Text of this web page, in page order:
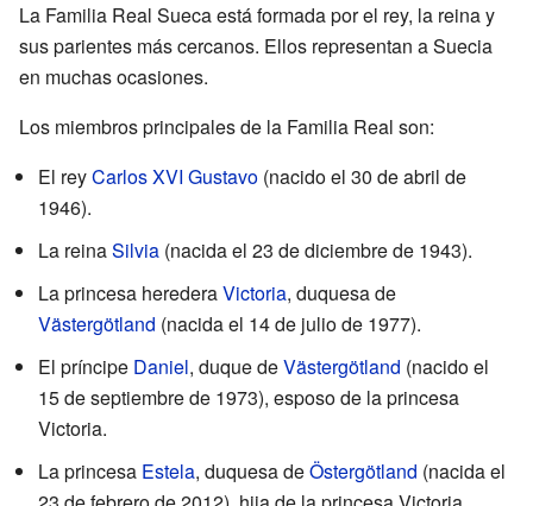
La Familia Real Sueca está formada por el rey, la reina y
sus parientes más cercanos. Ellos representan a Suecia
en muchas ocasiones.
Los miembros principales de la Familia Real son:
El reyCarlos XVI Gustavo (nacido el 30 de abril de
1946).
La reinaSilvia (nacida el 23 de diciembre de 1943).
La princesa herederaVictoria, duquesa de
Västergötland (nacida el 14 de julio de 1977).
El príncipe Daniel, duque deVästergötland (nacido el
15 de septiembre de 1973), esposo de la princesa
Victoria.
La princesa Estela, duquesa deÖstergötland (nacida el